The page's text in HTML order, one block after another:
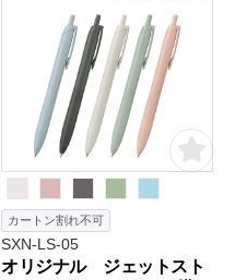
カートン割れ不可
SXN-LS-05
オリジナル ジェットスト